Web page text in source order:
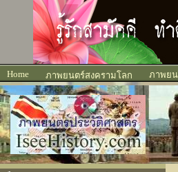
Home ภาพยนตร์สงครามโลก ภาพยน